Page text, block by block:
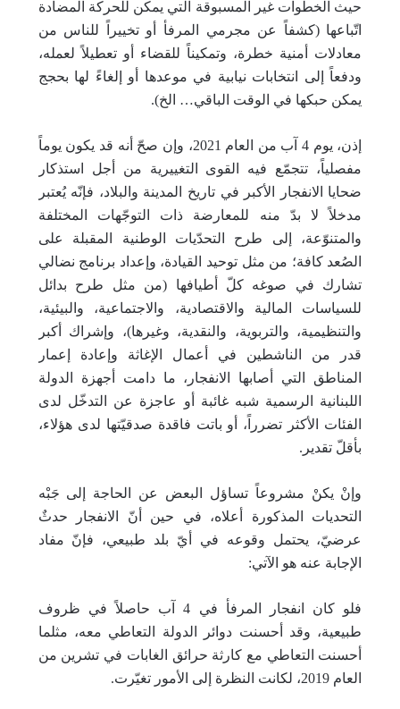
حيث الخطوات غير المسبوقة التي يمكن للحركة المضادة
اتّباعها (كشفاً عن مجرمي المرفأ أو تخييراً للناس من
معادلات أمنية خطرة، وتمكيناً للقضاء أو تعطيلاً لعمله،
ودفعاً إلى انتخابات نيابية في موعدها أو إلغاءً لها بحجج
يمكن حبكها في الوقت الباقي… الخ).
إذن، يوم 4 آب من العام 2021، وإن صحّ أنه قد يكون يوماً
مفصلياً، تتجمّع فيه القوى التغييرية من أجل استذكار
ضحايا الانفجار الأكبر في تاريخ المدينة والبلاد، فإنّه يُعتبر
مدخلاً لا بدّ منه للمعارضة ذات التوجّهات المختلفة
والمتنوّعة، إلى طرح التحدّيات الوطنية المقبلة على
الصُعد كافة؛ من مثل توحيد القيادة، وإعداد برنامج نضالي
تشارك في صوغه كلّ أطيافها (من مثل طرح بدائل
للسياسات المالية والاقتصادية، والاجتماعية، والبيئية،
والتنظيمية، والتربوية، والنقدية، وغيرها)، وإشراك أكبر
قدر من الناشطين في أعمال الإغاثة وإعادة إعمار
المناطق التي أصابها الانفجار، ما دامت أجهزة الدولة
اللبنانية الرسمية شبه غائبة أو عاجزة عن التدخّل لدى
الفئات الأكثر تضرراً، أو باتت فاقدة صدقيّتها لدى هؤلاء،
بأقلّ تقدير.
وإنْ يكنْ مشروعاً تساؤل البعض عن الحاجة إلى جَبْه
التحديات المذكورة أعلاه، في حين أنّ الانفجار حدثٌ
عرضيّ، يحتمل وقوعه في أيّ بلد طبيعي، فإنّ مفاد
الإجابة عنه هو الآتي:
فلو كان انفجار المرفأ في 4 آب حاصلاً في ظروف
طبيعية، وقد أحسنت دوائر الدولة التعاطي معه، مثلما
أحسنت التعاطي مع كارثة حرائق الغابات في تشرين من
العام 2019، لكانت النظرة إلى الأمور تغيّرت.